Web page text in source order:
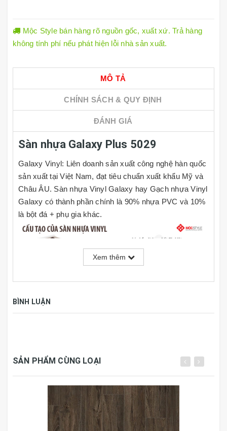
Mộc Style bán hàng rõ nguồn gốc, xuất xứ. Trả hàng
không tính phí nếu phát hiện lỗi nhà sản xuất.
MÔ TẢ
CHÍNH SÁCH & QUY ĐỊNH
ĐÁNH GIÁ
Sàn nhựa Galaxy Plus 5029
Galaxy Vinyl: Liên doanh sản xuất công nghệ hàn quốc
sản xuất tại Việt Nam, đạt tiêu chuẩn xuất khẩu Mỹ và
Châu ÂU. Sàn nhựa Vinyl Galaxy hay Gạch nhựa Vinyl
Galaxy có thành phần chính là 90% nhựa PVC và 10%
là bột đá + phụ gia khác.
Đóng gói 15 tấm, 3.25m2/hộp
Xem thêm
BÌNH LUẬN
SẢN PHẨM CÙNG LOẠI